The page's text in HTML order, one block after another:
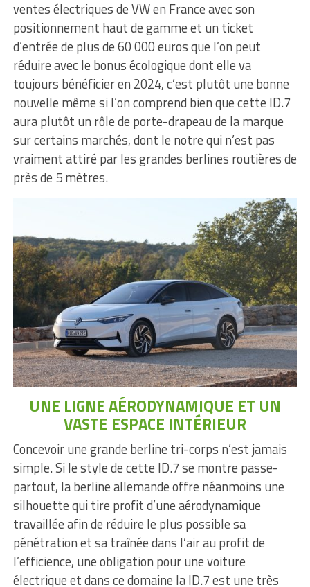
ventes électriques de VW en France avec son
positionnement haut de gamme et un ticket
d’entrée de plus de 60 000 euros que l’on peut
réduire avec le bonus écologique dont elle va
toujours bénéficier en 2024, c’est plutôt une bonne
nouvelle même si l’on comprend bien que cette ID.7
aura plutôt un rôle de porte-drapeau de la marque
sur certains marchés, dont le notre qui n’est pas
vraiment attiré par les grandes berlines routières de
près de 5 mètres.
UNE LIGNE AÉRODYNAMIQUE ET UN
VASTE ESPACE INTÉRIEUR
Concevoir une grande berline tri-corps n’est jamais
simple. Si le style de cette ID.7 se montre passe-
partout, la berline allemande offre néanmoins une
silhouette qui tire profit d’une aérodynamique
travaillée afin de réduire le plus possible sa
pénétration et sa traînée dans l’air au profit de
l’efficience, une obligation pour une voiture
électrique et dans ce domaine la ID.7 est une très